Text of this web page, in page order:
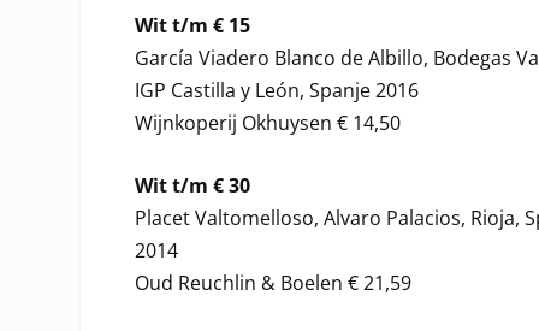
Wit t/m € 15
García Viadero Blanco de Albillo, Bodegas
IGP Castilla y León, Spanje 2016
Wijnkoperij Okhuysen € 14,50
Wit t/m € 30
Placet Valtomelloso, Alvaro Palacios, Rioja,
2014
Oud Reuchlin & Boelen € 21,59